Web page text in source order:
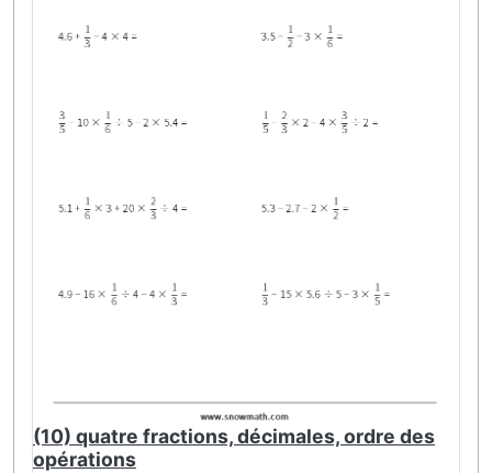
(10) quatre fractions, décimales, ordre des
opérations